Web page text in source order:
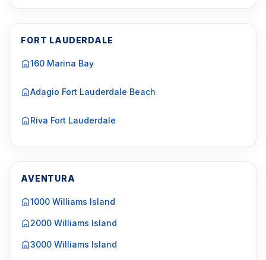
FORT LAUDERDALE
160 Marina Bay
Adagio Fort Lauderdale Beach
Riva Fort Lauderdale
AVENTURA
1000 Williams Island
2000 Williams Island
3000 Williams Island